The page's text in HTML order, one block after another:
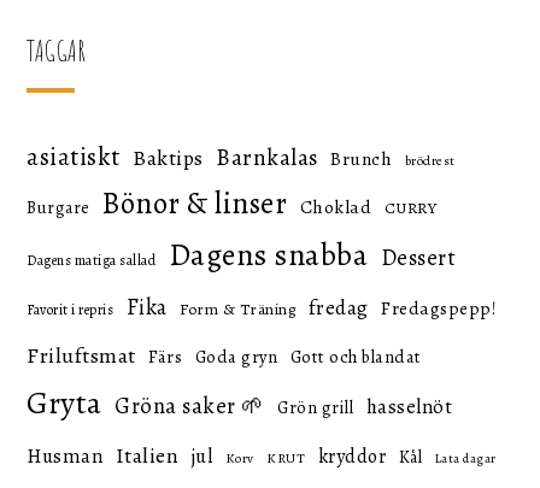
TAGGAR
asiatiskt Baktips Barnkalas Brunch brödrest
Burgare Bönor & linser Choklad CURRY
Dagens matiga sallad Dagens snabba Dessert
Favorit i repris Fika Form & Träning fredag Fredagspepp!
Friluftsmat Färs Goda gryn Gott och blandat
Gryta Gröna saker 🌱 Grön grill hasselnöt
Husman Italien jul Korv KRUT kryddor Kål Lata dagar